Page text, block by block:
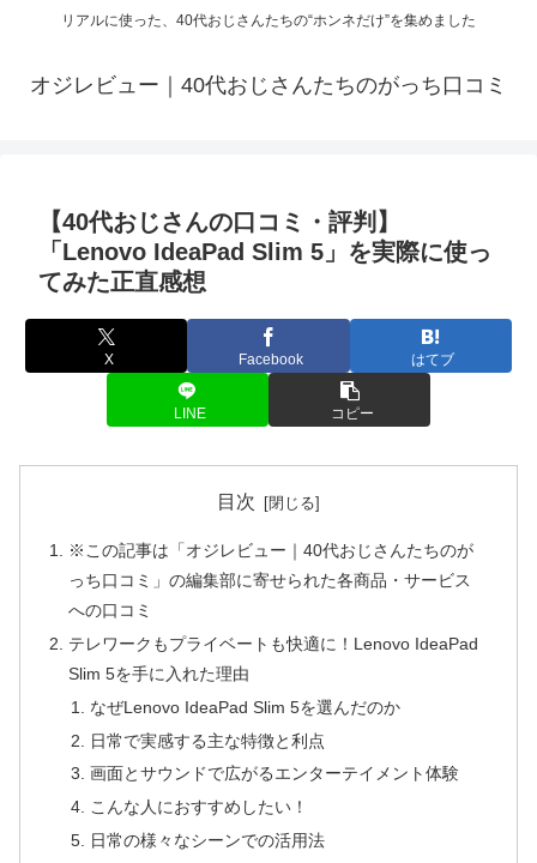
リアルに使った、40代おじさんたちの“ホンネだけ”を集めました
オジレビュー｜40代おじさんたちのがっち口コミ
【40代おじさんの口コミ・評判】
「Lenovo IdeaPad Slim 5」を実際に使っ
てみた正直感想
X Facebook はてブ
LINE コピー
目次
※この記事は「オジレビュー｜40代おじさんたちのが
っち口コミ」の編集部に寄せられた各商品・サービス
への口コミ
テレワークもプライベートも快適に！Lenovo IdeaPad
Slim 5を手に入れた理由
なぜLenovo IdeaPad Slim 5を選んだのか
日常で実感する主な特徴と利点
画面とサウンドで広がるエンターテイメント体験
こんな人におすすめしたい！
日常の様々なシーンでの活用法